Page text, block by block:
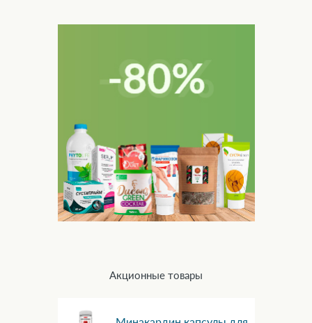
Акционные товары